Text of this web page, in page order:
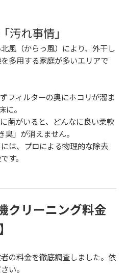
汚れ事情」
風（からっ風）により、外干し
多用する家庭が多いエリアで
フィルターの奥にホコリが溜ま
に。
菌がいると、どんなに良い柔軟
」が消えません。
は、プロによる物理的な除去
す。
クリーニング料金
の料金を徹底調査しました。依
い。